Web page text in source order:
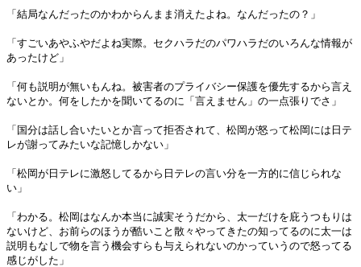
「結局なんだったのかわからんまま消えたよね。なんだったの？」
「すごいあやふやだよね実際。セクハラだのパワハラだのいろんな情報が
あったけど」
「何も説明が無いもんね。被害者のプライバシー保護を優先するから言え
ないとか。何をしたかを聞いてるのに「言えません」の一点張りでさ」
「国分は話し合いたいとか言って拒否されて、松岡が怒って松岡には日テ
レが謝ってみたいな記憶しかない」
「松岡が日テレに激怒してるから日テレの言い分を一方的に信じられな
い」
「わかる。松岡はなんか本当に誠実そうだから、太一だけを庇うつもりは
ないけど、お前らのほうが酷いこと散々やってきたの知ってるのに太一は
説明もなしで物を言う機会すらも与えられないのかっていうので怒ってる
感じがした」